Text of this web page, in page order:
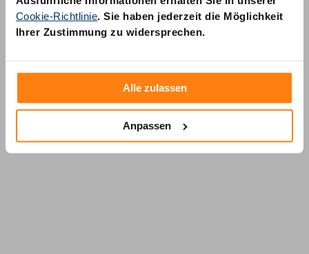
Cookie-Richtlinie. Sie haben jederzeit die Möglichkeit
Ihrer Zustimmung zu widersprechen.
Alle zulassen
Anpassen
AM Quality GmbH
Wolfsstraße 6-14